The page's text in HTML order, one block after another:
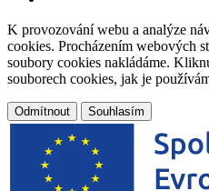
K provozování webu a analýze
cookies. Procházením webových
soubory cookies nakládáme.
souborech cookies, jak je
Odmítnout Souhlasím